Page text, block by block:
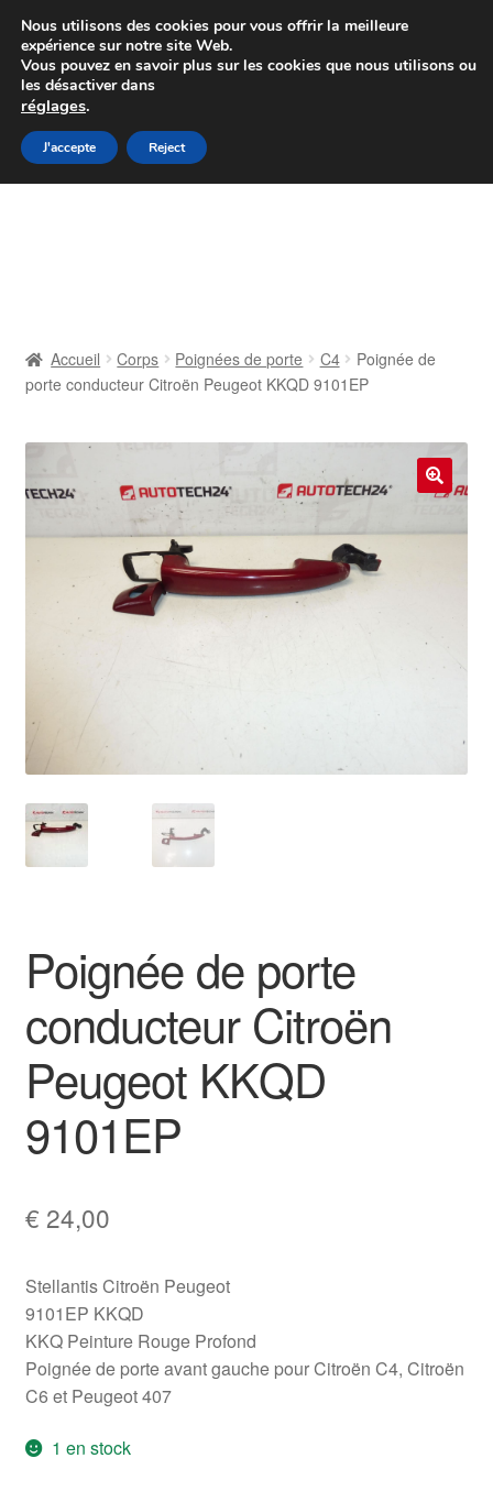
Colissimo livraison à partir de 7 EUR
Du lundi au vendredi de 9 h à 16 h
Aller
à
Aller
au
Contact
Livraison
Livraison internationale
Mon compte
Paiements
Politique de confidentialité
Procédure de Réclamation
Accueil Corps Poignées de porte C4
Poignée de
porte conducteur Citroën Peugeot KKQD 9101EP
🔍
Poignée de porte
conducteur Citroën
Peugeot KKQD
9101EP
€ 24,00
Stellantis Citroën Peugeot
9101EP KKQD
KKQ Peinture Rouge Profond
Poignée de porte avant gauche pour Citroën C4, Citroën
C6 et Peugeot 407
1 en stock
Nous utilisons des cookies pour vous offrir la meilleure
expérience sur notre site Web.
Vous pouvez en savoir plus sur les cookies que nous utilisons ou
les désactiver dans
réglages.
J'accepte Reject